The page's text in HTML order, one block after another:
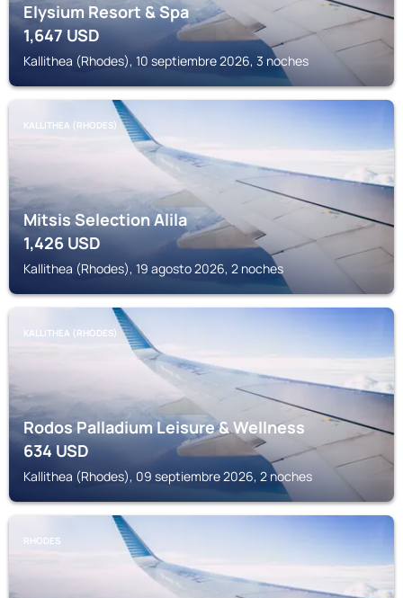
Elysium Resort & Spa
1,647USD
Kallithea (Rhodes), 10 septiembre 2026, 3 noches
KALLITHEA (RHODES)
Mitsis Selection Alila
1,426USD
Kallithea (Rhodes), 19 agosto 2026, 2 noches
KALLITHEA (RHODES)
Rodos Palladium Leisure & Wellness
634USD
Kallithea (Rhodes), 09 septiembre 2026, 2 noches
RHODES